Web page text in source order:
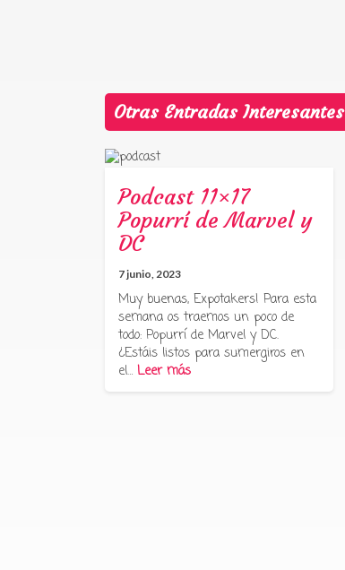
Otras Entradas Interesantes
Podcast 11×17
Popurrí de Marvel y
DC
7 junio, 2023
Muy buenas, Expotakers! Para esta
semana os traemos un poco de
todo: Popurrí de Marvel y DC.
¿Estáis listos para sumergiros en
el… Leer más